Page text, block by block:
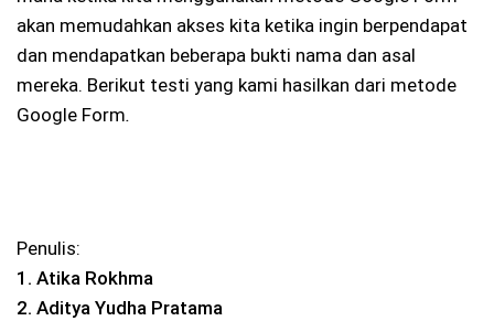
akan memudahkan akses kita ketika ingin berpendapat
dan mendapatkan beberapa bukti nama dan asal
mereka. Berikut testi yang kami hasilkan dari metode
Google Form.
Penulis:
1. Atika Rokhma
2. Aditya Yudha Pratama